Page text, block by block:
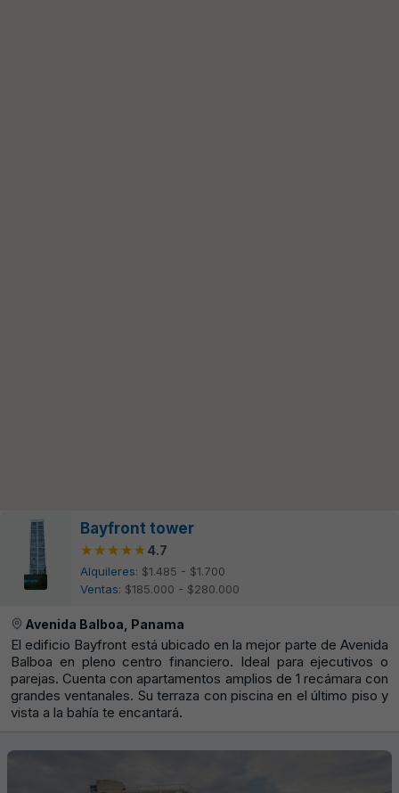
Bayfront tower
★★★★★
★★★★★ 4.7
Alquileres: $1.485 - $1.700
Ventas: $185.000 - $280.000
Avenida Balboa, Panama
El edificio Bayfront está ubicado en la mejor parte de Avenida
Balboa en pleno centro financiero. Ideal para ejecutivos o
parejas. Cuenta con apartamentos amplios de 1 recámara con
grandes ventanales. Su terraza con piscina en el último piso y
vista a la bahía te encantará.